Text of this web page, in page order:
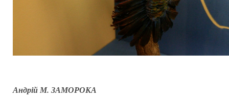
Андрій М. ЗАМОРОКА